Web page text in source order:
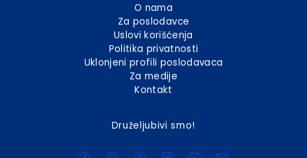
O nama
Za poslodavce
Uslovi korišćenja
Politika privatnosti
Uklonjeni profili poslodavaca
Za medije
Kontakt
Druželjubivi smo!